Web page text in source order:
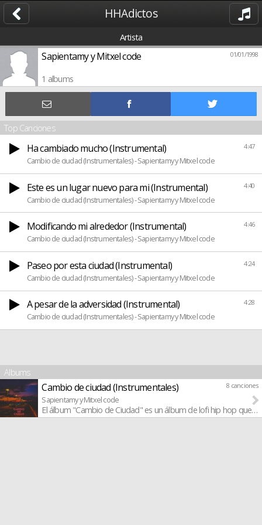
HHAdictos
Artista
01/01/1998
Sapientamy y Mitxel code
1 albums
Top Canciones
4:47
Ha cambiado mucho (Instrumental)
Cambio de ciudad (Instrumentales) - Sapientamy y Mitxel code
4:40
Este es un lugar nuevo para mi (Instrumental)
Cambio de ciudad (Instrumentales) - Sapientamy y Mitxel code
4:46
Modificando mi alrededor (Instrumental)
Cambio de ciudad (Instrumentales) - Sapientamy y Mitxel code
4:24
Paseo por esta ciudad (Instrumental)
Cambio de ciudad (Instrumentales) - Sapientamy y Mitxel code
4:28
A pesar de la adversidad (Instrumental)
Cambio de ciudad (Instrumentales) - Sapientamy y Mitxel code
Albums
8 canciones
Cambio de ciudad (Instrumentales)
Sapientamy y Mitxel code
El álbum "Cambio de Ciudad" es un álbum de lofi hip hop que